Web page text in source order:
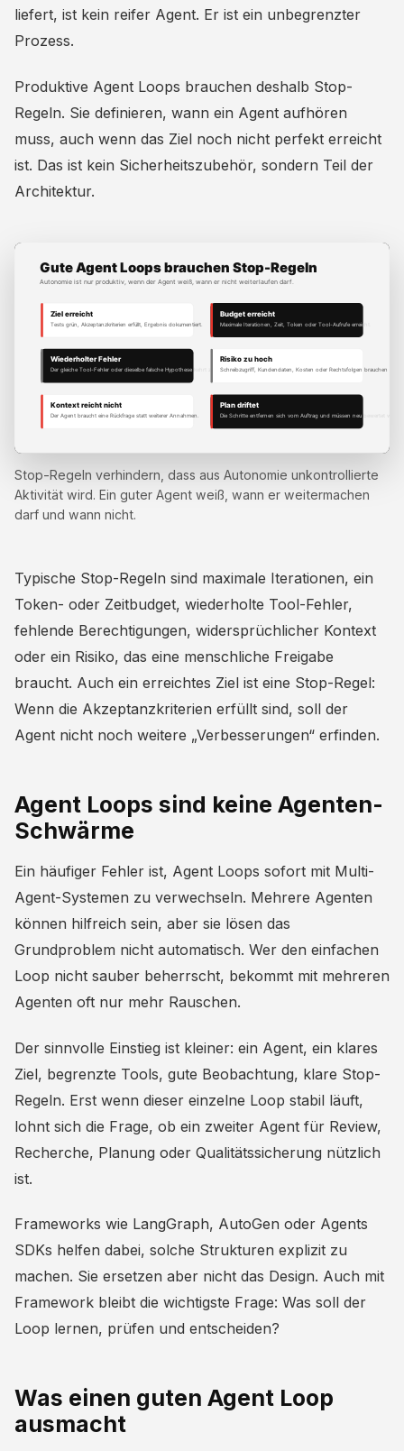
liefert, ist kein reifer Agent. Er ist ein unbegrenzter
Prozess.
Produktive Agent Loops brauchen deshalb Stop-
Regeln. Sie definieren, wann ein Agent aufhören
muss, auch wenn das Ziel noch nicht perfekt erreicht
ist. Das ist kein Sicherheitszubehör, sondern Teil der
Architektur.
Stop-Regeln verhindern, dass aus Autonomie unkontrollierte
Aktivität wird. Ein guter Agent weiß, wann er weitermachen
darf und wann nicht.
Typische Stop-Regeln sind maximale Iterationen, ein
Token- oder Zeitbudget, wiederholte Tool-Fehler,
fehlende Berechtigungen, widersprüchlicher Kontext
oder ein Risiko, das eine menschliche Freigabe
braucht. Auch ein erreichtes Ziel ist eine Stop-Regel:
Wenn die Akzeptanzkriterien erfüllt sind, soll der
Agent nicht noch weitere „Verbesserungen“ erfinden.
Agent Loops sind keine Agenten-
Schwärme
Ein häufiger Fehler ist, Agent Loops sofort mit Multi-
Agent-Systemen zu verwechseln. Mehrere Agenten
können hilfreich sein, aber sie lösen das
Grundproblem nicht automatisch. Wer den einfachen
Loop nicht sauber beherrscht, bekommt mit mehreren
Agenten oft nur mehr Rauschen.
Der sinnvolle Einstieg ist kleiner: ein Agent, ein klares
Ziel, begrenzte Tools, gute Beobachtung, klare Stop-
Regeln. Erst wenn dieser einzelne Loop stabil läuft,
lohnt sich die Frage, ob ein zweiter Agent für Review,
Recherche, Planung oder Qualitätssicherung nützlich
ist.
Frameworks wie LangGraph, AutoGen oder Agents
SDKs helfen dabei, solche Strukturen explizit zu
machen. Sie ersetzen aber nicht das Design. Auch mit
Framework bleibt die wichtigste Frage: Was soll der
Loop lernen, prüfen und entscheiden?
Was einen guten Agent Loop
ausmacht